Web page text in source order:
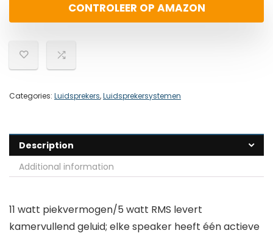
CONTROLEER OP AMAZON
Categories: Luidsprekers,Luidsprekersystemen
Description
Additional information
11 watt piekvermogen/5 watt RMS levert
kamervullend geluid; elke speaker heeft één actieve